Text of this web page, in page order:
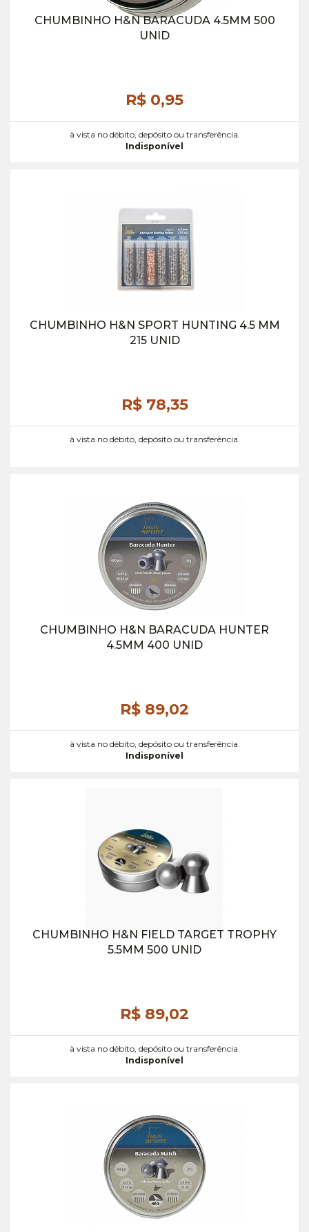
CHUMBINHO H&N BARACUDA 4.5MM 500
UNID
R$ 0,95
à vista no débito, depósito ou transferência.
Indisponível
CHUMBINHO H&N SPORT HUNTING 4.5 MM
215 UNID
R$ 78,35
à vista no débito, depósito ou transferência.
CHUMBINHO H&N BARACUDA HUNTER
4.5MM 400 UNID
R$ 89,02
à vista no débito, depósito ou transferência.
Indisponível
CHUMBINHO H&N FIELD TARGET TROPHY
5.5MM 500 UNID
R$ 89,02
à vista no débito, depósito ou transferência.
Indisponível